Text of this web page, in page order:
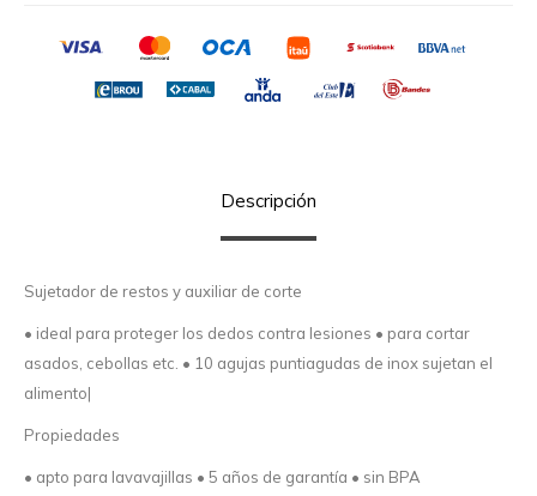
Descripción
Sujetador de restos y auxiliar de corte
• ideal para proteger los dedos contra lesiones • para cortar
asados, cebollas etc. • 10 agujas puntiagudas de inox sujetan el
alimento|
Propiedades
• apto para lavavajillas • 5 años de garantía • sin BPA